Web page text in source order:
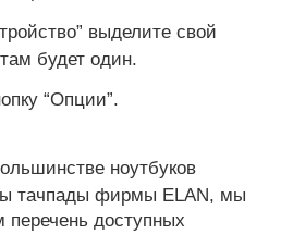
выделите свой
будет один.
“Опции”.
ноутбуков
тачпады фирмы ELAN, мы
перечень доступных